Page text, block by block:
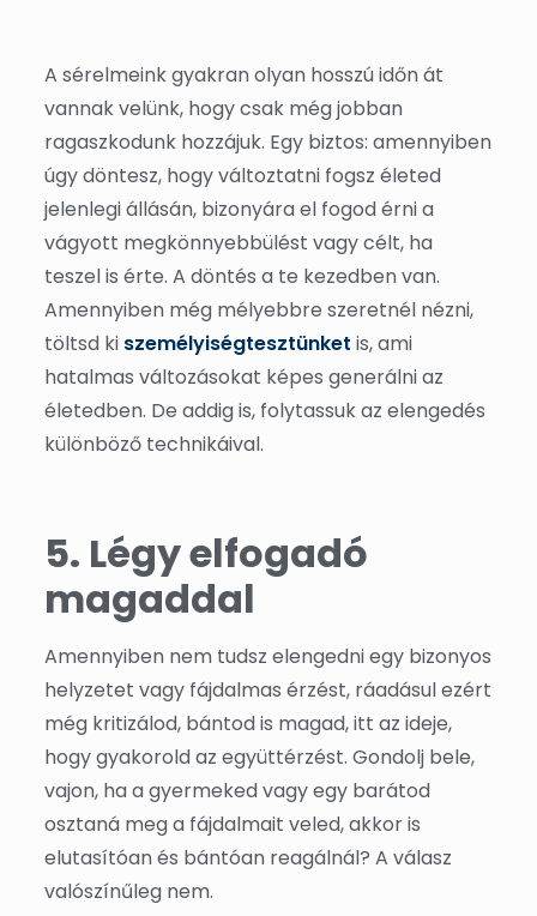
A sérelmeink gyakran olyan hosszú időn át
vannak velünk, hogy csak még jobban
ragaszkodunk hozzájuk. Egy biztos: amennyiben
úgy döntesz, hogy változtatni fogsz életed
jelenlegi állásán, bizonyára el fogod érni a
vágyott megkönnyebbülést vagy célt, ha
teszel is érte. A döntés a te kezedben van.
Amennyiben még mélyebbre szeretnél nézni,
töltsd ki személyiségtesztünket is, ami
hatalmas változásokat képes generálni az
életedben. De addig is, folytassuk az elengedés
különböző technikáival.
5. Légy elfogadó
magaddal
Amennyiben nem tudsz elengedni egy bizonyos
helyzetet vagy fájdalmas érzést, ráadásul ezért
még kritizálod, bántod is magad, itt az ideje,
hogy gyakorold az együttérzést. Gondolj bele,
vajon, ha a gyermeked vagy egy barátod
osztaná meg a fájdalmait veled, akkor is
elutasítóan és bántóan reagálnál? A válasz
valószínűleg nem.